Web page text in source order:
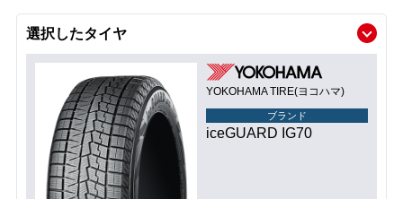
選択したタイヤ
YOKOHAMA TIRE(ヨコハマ)
ブランド
iceGUARD IG70